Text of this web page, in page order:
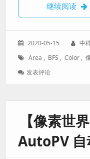
继续阅读
发
于：
2020-05-15
作
中
标
Area , BFS , Color ,
发表评论: 【像
界
创
预
设
博
【像素世
AutoPV 自